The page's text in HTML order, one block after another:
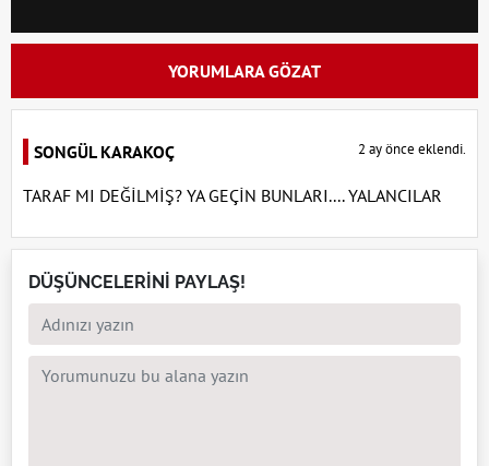
YORUMLARA GÖZAT
SONGÜL KARAKOÇ 2 ay önce eklendi.
TARAF MI DEĞİLMİŞ? YA GEÇİN BUNLARI.... YALANCILAR
DÜŞÜNCELERİNİ PAYLAŞ!